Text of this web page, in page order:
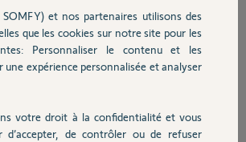
au fil de discussion
et nos partenaires utilisons des
que les cookies sur notre site pour les
Personnaliser le contenu et les
une expérience personnalisée et analyser
votre droit à la confidentialité et vous
d’accepter, de contrôler ou de refuser